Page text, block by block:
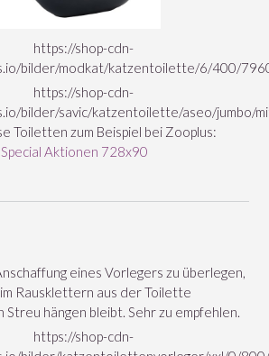
Toiletten zum Beispiel bei Zooplus:
eines Vorlegers zu überlegen,
Rausklettern aus der Toilette
Streu hängen bleibt. Sehr zu empfehlen.